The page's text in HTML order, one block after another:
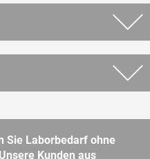
Sie Laborbedarf ohne
Kunden aus